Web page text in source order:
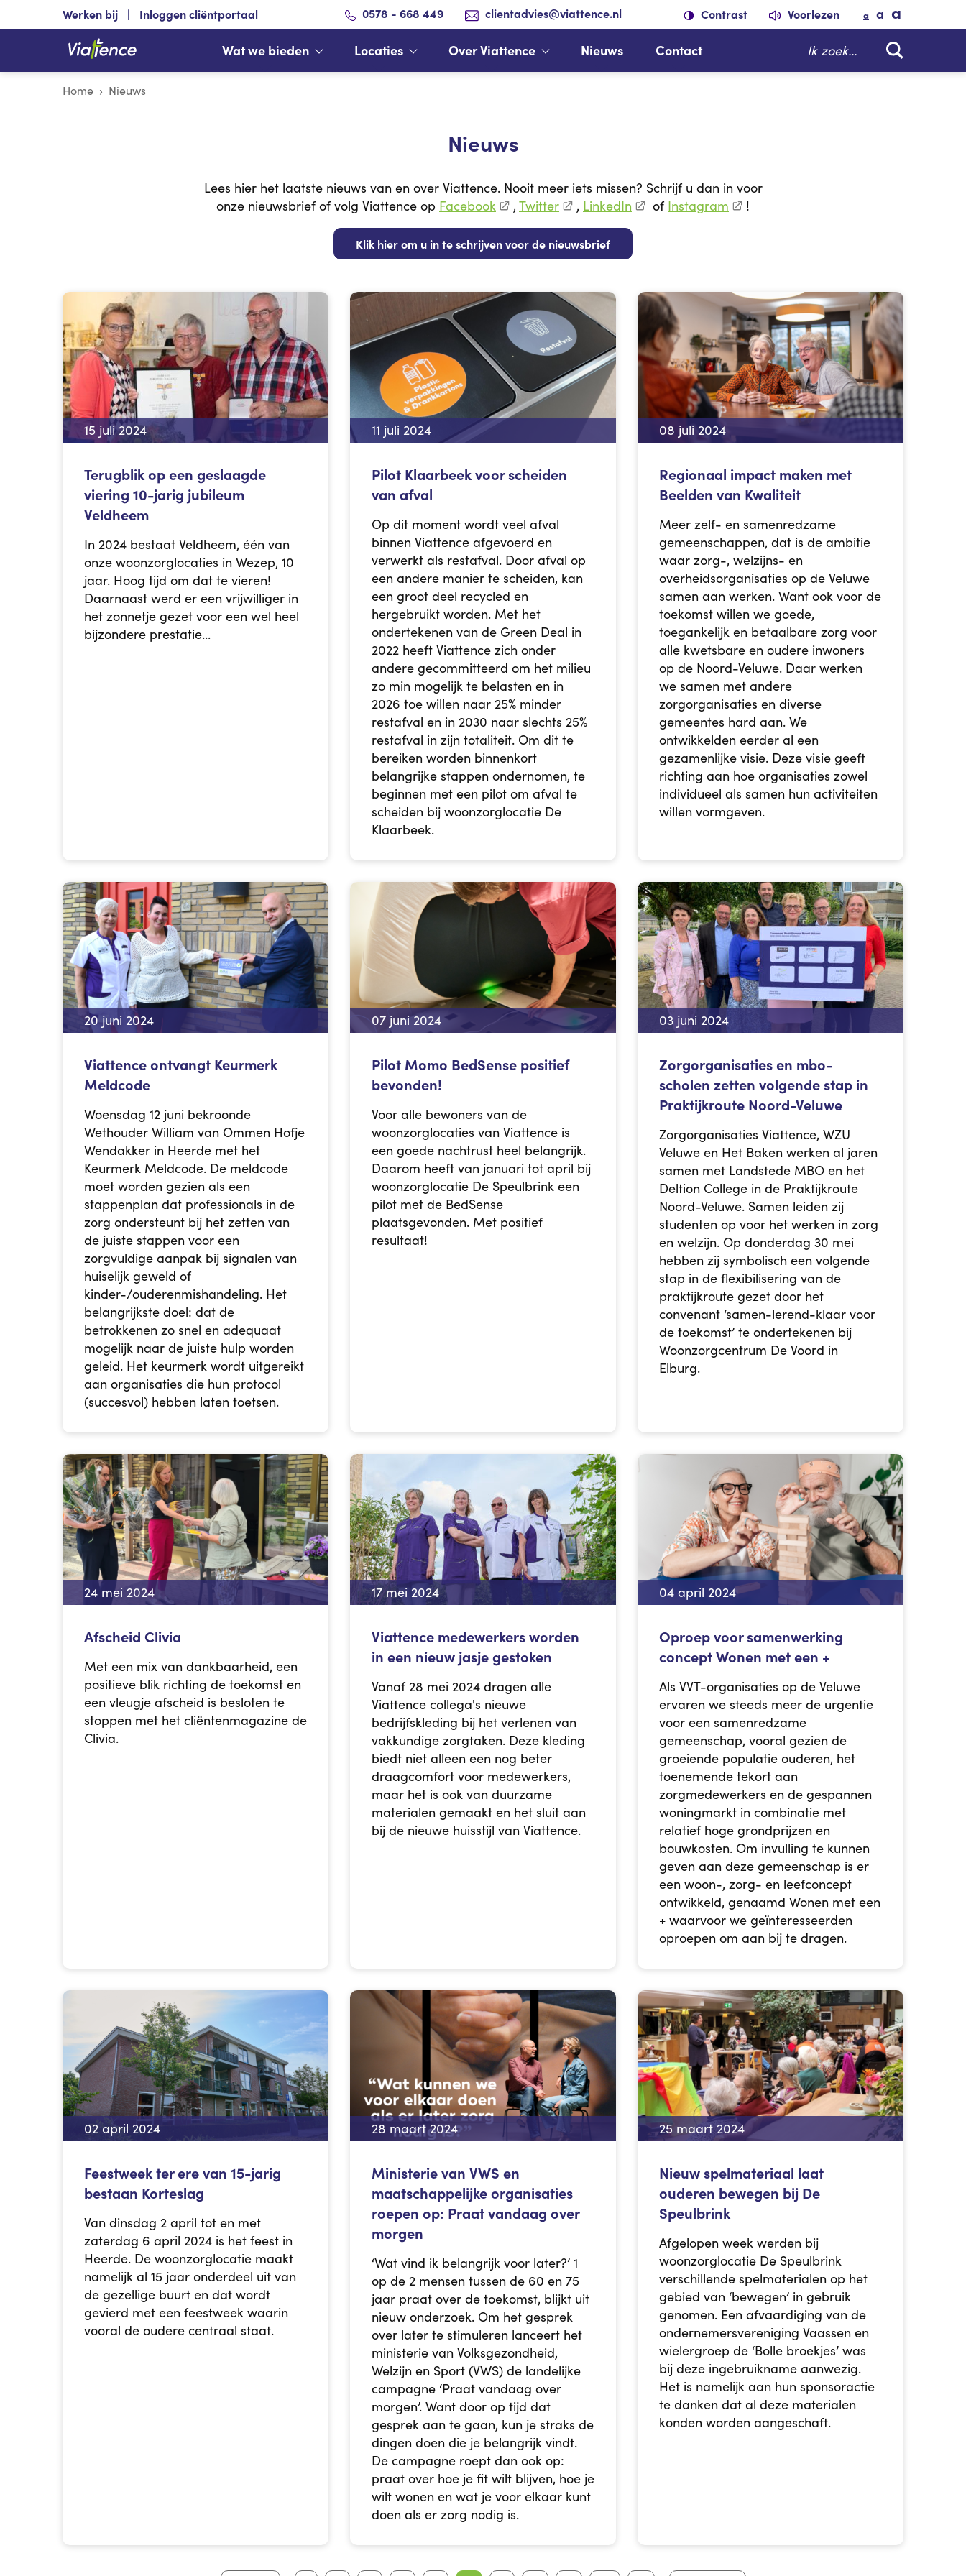
Werken bij Inloggen cliëntportaal 0578 - 668 449 clientadvies@viattence.nl Contrast Voorlezen a a a
Wat we bieden Locaties Over Viattence Nieuws Contact Zoeken
Home Nieuws
Nieuws
Lees hier het laatste nieuws van en over Viattence. Nooit meer iets missen? Schrijf u dan in voor
onze nieuwsbrief of volg Viattence op Facebook , Twitter , LinkedIn of Instagram !
Klik hier om u in te schrijven voor de nieuwsbrief
15 juli 2024
Terugblik op een geslaagde
viering 10-jarig jubileum
Veldheem
In 2024 bestaat Veldheem, één van
onze woonzorglocaties in Wezep, 10
jaar. Hoog tijd om dat te vieren!
Daarnaast werd er een vrijwilliger in
het zonnetje gezet voor een wel heel
bijzondere prestatie...
11 juli 2024
Pilot Klaarbeek voor scheiden
van afval
Op dit moment wordt veel afval
binnen Viattence afgevoerd en
verwerkt als restafval. Door afval op
een andere manier te scheiden, kan
een groot deel recycled en
hergebruikt worden. Met het
ondertekenen van de Green Deal in
2022 heeft Viattence zich onder
andere gecommitteerd om het milieu
zo min mogelijk te belasten en in
2026 toe willen naar 25% minder
restafval en in 2030 naar slechts 25%
restafval in zijn totaliteit. Om dit te
bereiken worden binnenkort
belangrijke stappen ondernomen, te
beginnen met een pilot om afval te
scheiden bij woonzorglocatie De
Klaarbeek.
08 juli 2024
Regionaal impact maken met
Beelden van Kwaliteit
Meer zelf- en samenredzame
gemeenschappen, dat is de ambitie
waar zorg-, welzijns- en
overheidsorganisaties op de Veluwe
samen aan werken. Want ook voor de
toekomst willen we goede,
toegankelijk en betaalbare zorg voor
alle kwetsbare en oudere inwoners
op de Noord-Veluwe. Daar werken
we samen met andere
zorgorganisaties en diverse
gemeentes hard aan. We
ontwikkelden eerder al een
gezamenlijke visie. Deze visie geeft
richting aan hoe organisaties zowel
individueel als samen hun activiteiten
willen vormgeven.
20 juni 2024
Viattence ontvangt Keurmerk
Meldcode
Woensdag 12 juni bekroonde
Wethouder William van Ommen Hofje
Wendakker in Heerde met het
Keurmerk Meldcode. De meldcode
moet worden gezien als een
stappenplan dat professionals in de
zorg ondersteunt bij het zetten van
de juiste stappen voor een
zorgvuldige aanpak bij signalen van
huiselijk geweld of
kinder-/ouderenmishandeling. Het
belangrijkste doel: dat de
betrokkenen zo snel en adequaat
mogelijk naar de juiste hulp worden
geleid. Het keurmerk wordt uitgereikt
aan organisaties die hun protocol
(succesvol) hebben laten toetsen.
07 juni 2024
Pilot Momo BedSense positief
bevonden!
Voor alle bewoners van de
woonzorglocaties van Viattence is
een goede nachtrust heel belangrijk.
Daarom heeft van januari tot april bij
woonzorglocatie De Speulbrink een
pilot met de BedSense
plaatsgevonden. Met positief
resultaat!
03 juni 2024
Zorgorganisaties en mbo-
scholen zetten volgende stap in
Praktijkroute Noord-Veluwe
Zorgorganisaties Viattence, WZU
Veluwe en Het Baken werken al jaren
samen met Landstede MBO en het
Deltion College in de Praktijkroute
Noord-Veluwe. Samen leiden zij
studenten op voor het werken in zorg
en welzijn. Op donderdag 30 mei
hebben zij symbolisch een volgende
stap in de flexibilisering van de
praktijkroute gezet door het
convenant ‘samen-lerend-klaar voor
de toekomst’ te ondertekenen bij
Woonzorgcentrum De Voord in
Elburg.
24 mei 2024
Afscheid Clivia
Met een mix van dankbaarheid, een
positieve blik richting de toekomst en
een vleugje afscheid is besloten te
stoppen met het cliëntenmagazine de
Clivia.
17 mei 2024
Viattence medewerkers worden
in een nieuw jasje gestoken
Vanaf 28 mei 2024 dragen alle
Viattence collega's nieuwe
bedrijfskleding bij het verlenen van
vakkundige zorgtaken. Deze kleding
biedt niet alleen een nog beter
draagcomfort voor medewerkers,
maar het is ook van duurzame
materialen gemaakt en het sluit aan
bij de nieuwe huisstijl van Viattence.
04 april 2024
Oproep voor samenwerking
concept Wonen met een +
Als VVT-organisaties op de Veluwe
ervaren we steeds meer de urgentie
voor een samenredzame
gemeenschap, vooral gezien de
groeiende populatie ouderen, het
toenemende tekort aan
zorgmedewerkers en de gespannen
woningmarkt in combinatie met
relatief hoge grondprijzen en
bouwkosten. Om invulling te kunnen
geven aan deze gemeenschap is er
een woon-, zorg- en leefconcept
ontwikkeld, genaamd Wonen met een
+ waarvoor we geïnteresseerden
oproepen om aan bij te dragen.
02 april 2024
Feestweek ter ere van 15-jarig
bestaan Korteslag
Van dinsdag 2 april tot en met
zaterdag 6 april 2024 is het feest in
Heerde. De woonzorglocatie maakt
namelijk al 15 jaar onderdeel uit van
de gezellige buurt en dat wordt
gevierd met een feestweek waarin
vooral de oudere centraal staat.
28 maart 2024
Ministerie van VWS en
maatschappelijke organisaties
roepen op: Praat vandaag over
morgen
‘Wat vind ik belangrijk voor later?’ 1
op de 2 mensen tussen de 60 en 75
jaar praat over de toekomst, blijkt uit
nieuw onderzoek. Om het gesprek
over later te stimuleren lanceert het
ministerie van Volksgezondheid,
Welzijn en Sport (VWS) de landelijke
campagne ‘Praat vandaag over
morgen’. Want door op tijd dat
gesprek aan te gaan, kun je straks de
dingen doen die je belangrijk vindt.
De campagne roept dan ook op:
praat over hoe je fit wilt blijven, hoe je
wilt wonen en wat je voor elkaar kunt
doen als er zorg nodig is.
25 maart 2024
Nieuw spelmateriaal laat
ouderen bewegen bij De
Speulbrink
Afgelopen week werden bij
woonzorglocatie De Speulbrink
verschillende spelmaterialen op het
gebied van ‘bewegen’ in gebruik
genomen. Een afvaardiging van de
ondernemersvereniging Vaassen en
wielergroep de ‘Bolle broekjes’ was
bij deze ingebruikname aanwezig.
Het is namelijk aan hun sponsoractie
te danken dat al deze materialen
konden worden aangeschaft.